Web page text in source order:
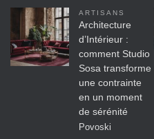
ARTISANS
Architecture
d’Intérieur :
comment Studio
Sosa transforme
une contrainte
en un moment
de sérénité
Povoski